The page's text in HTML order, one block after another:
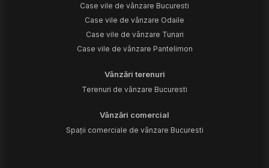
Case vile de vânzare Bucuresti
Case vile de vânzare Odaile
Case vile de vânzare Tunari
Case vile de vânzare Pantelimon
Vânzări terenuri
Terenuri de vânzare Bucuresti
Vânzări comercial
Spații comerciale de vânzare Bucuresti